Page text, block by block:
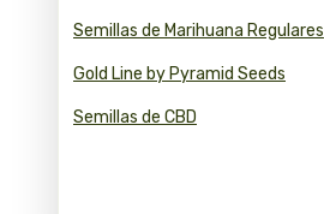
Semillas de Marihuana Regulares
Gold Line by Pyramid Seeds
Semillas de CBD